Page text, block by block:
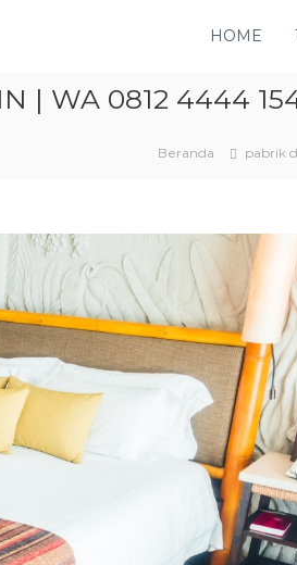
HOME
| WA 0812 4444
Beranda pabrik